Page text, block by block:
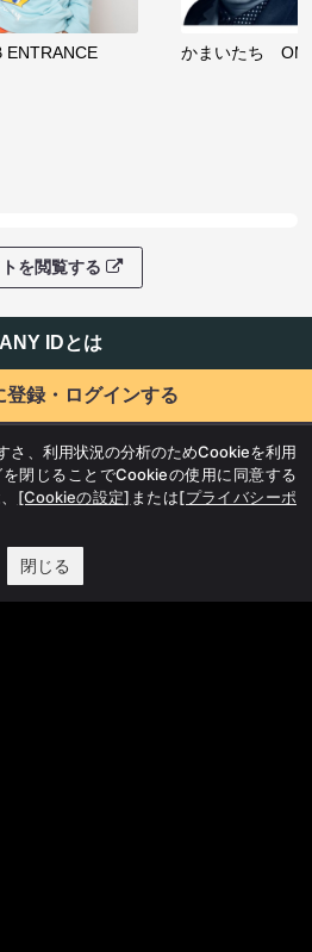
ENTRANCE かまいたち
を閲覧する
IDとは
登録・ログインする
さ、利用状況の分析のためCookieを利用
閉じることでCookieの使用に同意する
[Cookieの設定] または[プライバシーポ
閉じる